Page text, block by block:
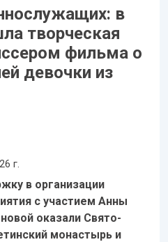
в
творческая
фильма о
девочки из
г.
в организации
с участием Анны
оказали Свято-
монастырь и